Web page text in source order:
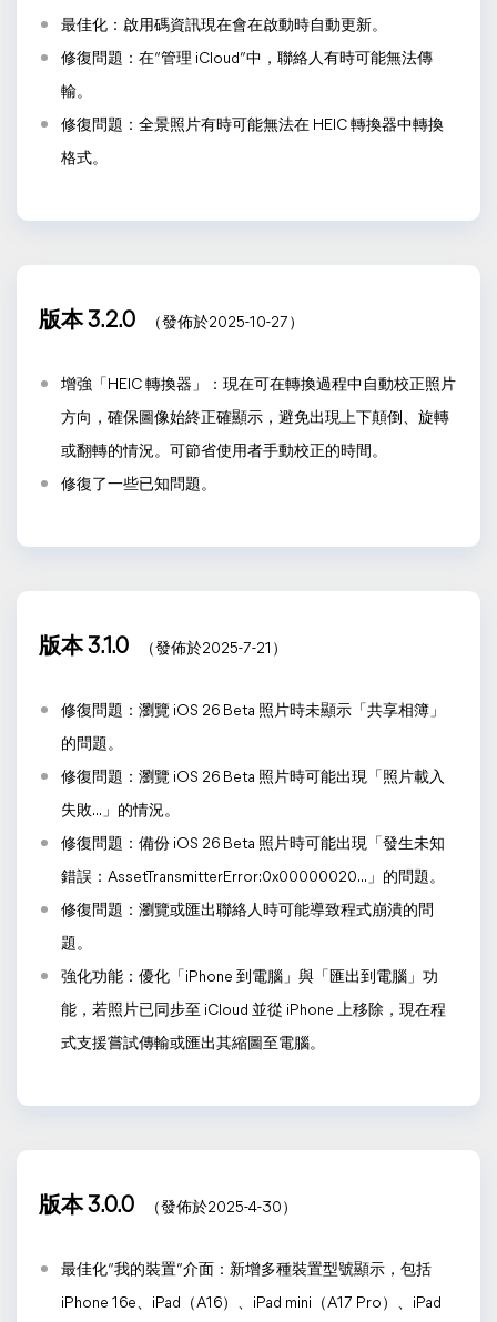
最佳化：啟用碼資訊現在會在啟動時自動更新。
修復問題：在“管理 iCloud”中，聯絡人有時可能無法傳
輸。
修復問題：全景照片有時可能無法在 HEIC 轉換器中轉換
格式。
版本 3.2.0 （發佈於2025-10-27）
增強「HEIC 轉換器」：現在可在轉換過程中自動校正照片
方向，確保圖像始終正確顯示，避免出現上下顛倒、旋轉
或翻轉的情況。可節省使用者手動校正的時間。
修復了一些已知問題。
版本 3.1.0 （發佈於2025-7-21）
修復問題：瀏覽 iOS 26 Beta 照片時未顯示「共享相簿」
的問題。
修復問題：瀏覽 iOS 26 Beta 照片時可能出現「照片載入
失敗...」的情況。
修復問題：備份 iOS 26 Beta 照片時可能出現「發生未知
錯誤：AssetTransmitterError:0x00000020...」的問題。
修復問題：瀏覽或匯出聯絡人時可能導致程式崩潰的問
題。
強化功能：優化「iPhone 到電腦」與「匯出到電腦」功
能，若照片已同步至 iCloud 並從 iPhone 上移除，現在程
式支援嘗試傳輸或匯出其縮圖至電腦。
版本 3.0.0 （發佈於2025-4-30）
最佳化“我的裝置”介面：新增多種裝置型號顯示，包括
iPhone 16e、iPad（A16）、iPad mini（A17 Pro）、iPad